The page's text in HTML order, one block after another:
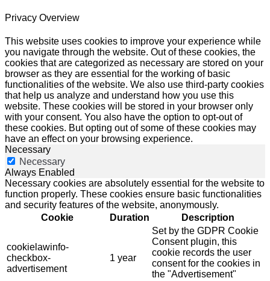
Privacy Overview
This website uses cookies to improve your experience while
you navigate through the website. Out of these cookies, the
cookies that are categorized as necessary are stored on your
browser as they are essential for the working of basic
functionalities of the website. We also use third-party cookies
that help us analyze and understand how you use this
website. These cookies will be stored in your browser only
with your consent. You also have the option to opt-out of
these cookies. But opting out of some of these cookies may
have an effect on your browsing experience.
Necessary
Necessary
Always Enabled
Necessary cookies are absolutely essential for the website to
function properly. These cookies ensure basic functionalities
and security features of the website, anonymously.
Cookie
Duration Description
cookielawinfo-
checkbox-
advertisement
1 year
Set by the GDPR Cookie
Consent plugin, this
cookie records the user
consent for the cookies in
the "Advertisement"